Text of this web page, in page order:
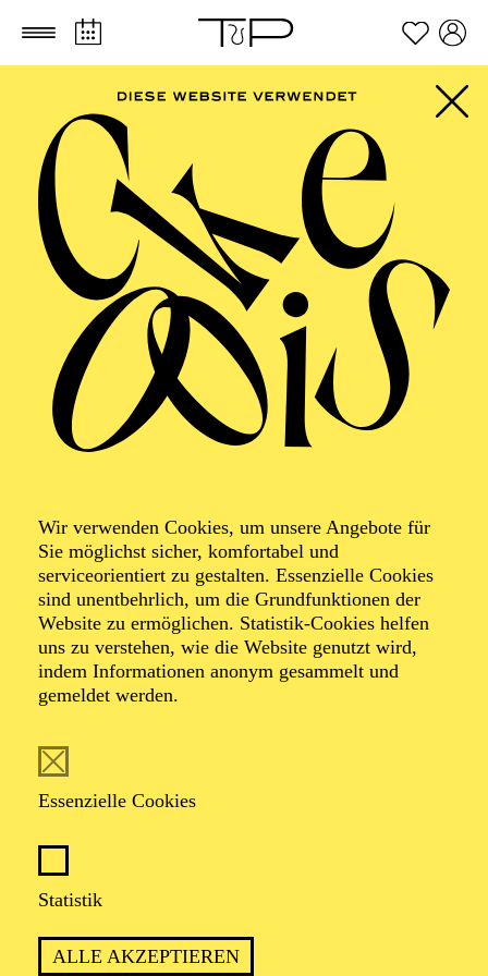
Zum Hauptinhalt springen Zum Footer springen
Wir verwenden Cookies, um unsere Angebote für
Sie möglichst sicher, komfortabel und
serviceorientiert zu gestalten. Essenzielle Cookies
sind unentbehrlich, um die Grundfunktionen der
Website zu ermöglichen. Statistik-Cookies helfen
uns zu verstehen, wie die Website genutzt wird,
indem Informationen anonym gesammelt und
gemeldet werden.
Essenzielle Cookies
Statistik
ALLE AKZEPTIEREN
Foto: Felipe Araya
Weissert
Die israelische Sopranistin und Cellistin Elia Cohen-
Weissert hat sich als vielseitige Künstlerin etabliert, die